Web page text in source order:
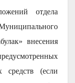
отдела
внесения
средств (если